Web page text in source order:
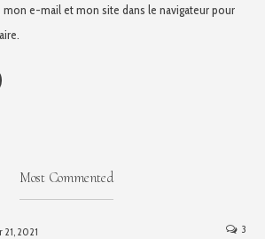
e-mail et mon site dans le navigateur pour
Most Commented
21, 2021 3